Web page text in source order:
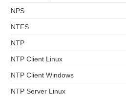
NPS
NTFS
NTP
NTP Client Linux
NTP Client Windows
NTP Server Linux